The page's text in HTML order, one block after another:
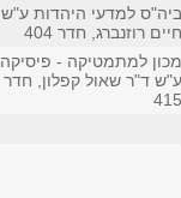
ביה"ס למדעי היהדות ע"ש
חיים רוזנברג, חדר 404
מכון למתמטיקה - פיסיקה
ע"ש ד"ר שאול קפלון, חדר
415